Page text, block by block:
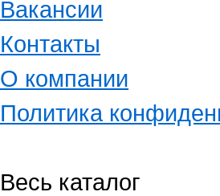
Вакансии
Контакты
О компании
Политика
Весь каталог